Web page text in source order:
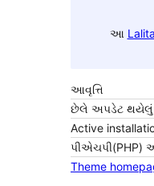
આ Lalita
આવૃત્તિ
છેલે અપડેટ થયેલું
Active
પીએચપી(PHP)
Theme